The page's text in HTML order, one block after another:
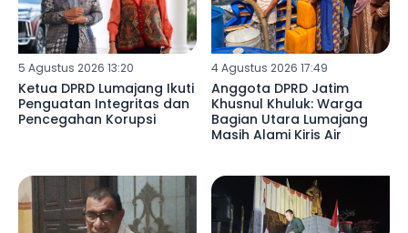
5 Agustus 2026 13:20
Ketua DPRD Lumajang Ikuti
Penguatan Integritas dan
Pencegahan Korupsi
4 Agustus 2026 17:49
Anggota DPRD Jatim
Khusnul Khuluk: Warga
Bagian Utara Lumajang
Masih Alami Kiris Air